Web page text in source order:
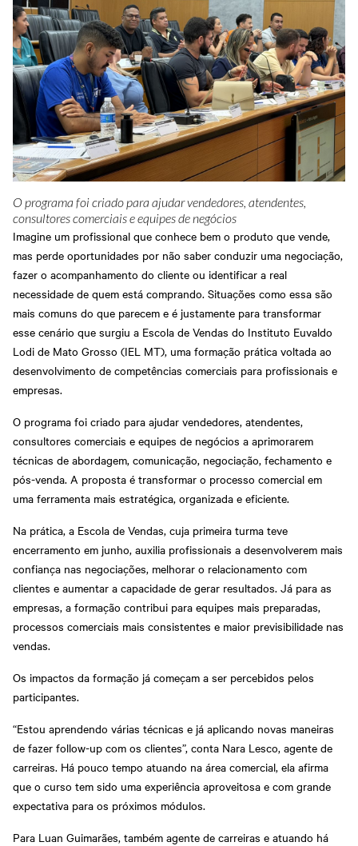
O programa foi criado para ajudar vendedores, atendentes,
consultores comerciais e equipes de negócios
Imagine um profissional que conhece bem o produto que vende,
mas perde oportunidades por não saber conduzir uma negociação,
fazer o acompanhamento do cliente ou identificar a real
necessidade de quem está comprando. Situações como essa são
mais comuns do que parecem e é justamente para transformar
esse cenário que surgiu a Escola de Vendas do Instituto Euvaldo
Lodi de Mato Grosso (IEL MT), uma formação prática voltada ao
desenvolvimento de competências comerciais para profissionais e
empresas.
O programa foi criado para ajudar vendedores, atendentes,
consultores comerciais e equipes de negócios a aprimorarem
técnicas de abordagem, comunicação, negociação, fechamento e
pós-venda. A proposta é transformar o processo comercial em
uma ferramenta mais estratégica, organizada e eficiente.
Na prática, a Escola de Vendas, cuja primeira turma teve
encerramento em junho, auxilia profissionais a desenvolverem mais
confiança nas negociações, melhorar o relacionamento com
clientes e aumentar a capacidade de gerar resultados. Já para as
empresas, a formação contribui para equipes mais preparadas,
processos comerciais mais consistentes e maior previsibilidade nas
vendas.
Os impactos da formação já começam a ser percebidos pelos
participantes.
“Estou aprendendo várias técnicas e já aplicando novas maneiras
de fazer follow-up com os clientes”, conta Nara Lesco, agente de
carreiras. Há pouco tempo atuando na área comercial, ela afirma
que o curso tem sido uma experiência aproveitosa e com grande
expectativa para os próximos módulos.
Para Luan Guimarães, também agente de carreiras e atuando há